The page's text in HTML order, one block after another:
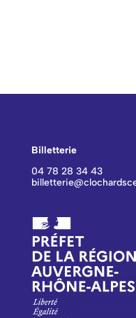
Billetterie
04 78 28 34 43